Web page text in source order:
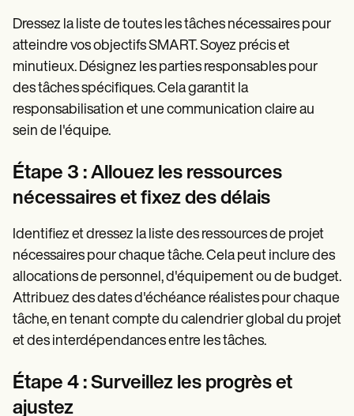
Dressez la liste de toutes les tâches nécessaires pour
atteindre vos objectifs SMART. Soyez précis et
minutieux. Désignez les parties responsables pour
des tâches spécifiques. Cela garantit la
responsabilisation et une communication claire au
sein de l'équipe.
Étape 3 : Allouez les ressources
nécessaires et fixez des délais
Identifiez et dressez la liste des ressources de projet
nécessaires pour chaque tâche. Cela peut inclure des
allocations de personnel, d'équipement ou de budget.
Attribuez des dates d'échéance réalistes pour chaque
tâche, en tenant compte du calendrier global du projet
et des interdépendances entre les tâches.
Étape 4 : Surveillez les progrès et
ajustez